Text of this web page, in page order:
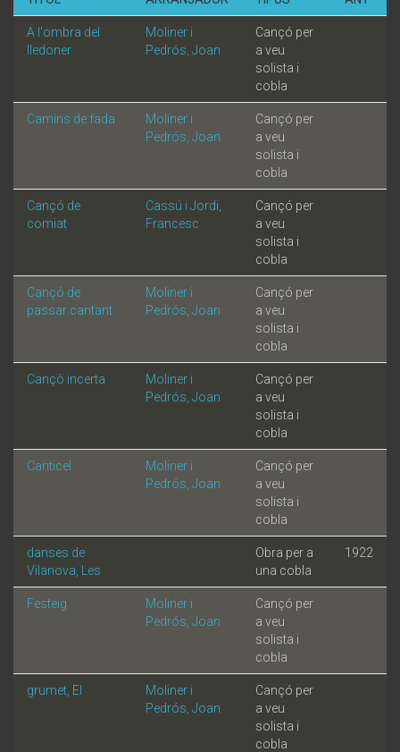
A l'ombra del
lledoner
Moliner i
Pedrós, Joan
Cançó per
a veu
solista i
cobla
Camins de fada
Moliner i
Pedrós, Joan
Cançó per
a veu
solista i
cobla
Cançó de
comiat
Cassú i Jordi,
Francesc
Cançó per
a veu
solista i
cobla
Cançó de
passar cantant
Moliner i
Pedrós, Joan
Cançó per
a veu
solista i
cobla
Cançò incerta
Moliner i
Pedrós, Joan
Cançó per
a veu
solista i
cobla
Canticel
Moliner i
Pedrós, Joan
Cançó per
a veu
solista i
cobla
danses de
Vilanova, Les
Obra per a
una cobla
1922
Festeig
Moliner i
Pedrós, Joan
Cançó per
a veu
solista i
cobla
grumet, El
Moliner i
Pedrós, Joan
Cançó per
a veu
solista i
cobla